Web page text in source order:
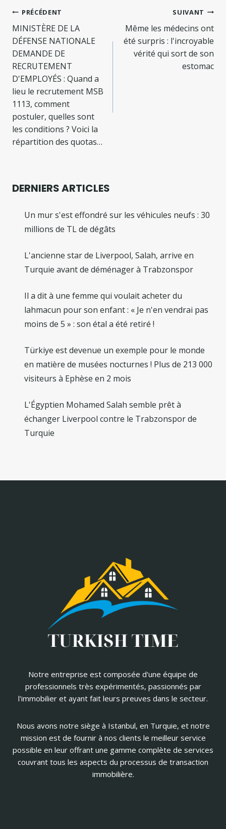
Navigation
de
l’article
PRÉCÉDENT
MINISTÈRE DE LA
DÉFENSE NATIONALE
DEMANDE DE
RECRUTEMENT
D'EMPLOYÉS : Quand a
lieu le recrutement MSB
1113, comment
postuler, quelles sont
les conditions ? Voici la
répartition des quotas…
SUIVANT
Même les médecins ont
été surpris : l'incroyable
vérité qui sort de son
estomac
DERNIERS ARTICLES
Un mur s'est effondré sur les véhicules neufs : 30
millions de TL de dégâts
L'ancienne star de Liverpool, Salah, arrive en
Turquie avant de déménager à Trabzonspor
Il a dit à une femme qui voulait acheter du
lahmacun pour son enfant : « Je n'en vendrai pas
moins de 5 » : son étal a été retiré !
Türkiye est devenue un exemple pour le monde
en matière de musées nocturnes ! Plus de 213 000
visiteurs à Ephèse en 2 mois
L'Égyptien Mohamed Salah semble prêt à
échanger Liverpool contre le Trabzonspor de
Turquie
Notre entreprise est composée d'une équipe de
professionnels très expérimentés, passionnés par
l'immobilier et ayant fait leurs preuves dans le secteur.
Nous avons notre siège à Istanbul, en Turquie, et notre
mission est de fournir à nos clients le meilleur service
possible en leur offrant une gamme complète de services
couvrant tous les aspects du processus de transaction
immobilière.